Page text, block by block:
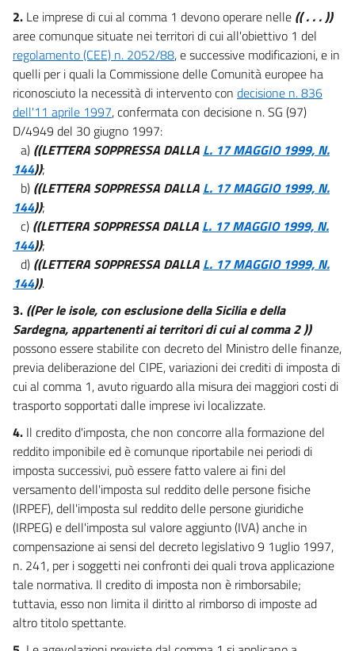
21
22
23
24
25
26
29
DISPOSIZIONI IN MATERIA DI SPESA
CAPO I
SANITÀ
32
33
34
35
36
37
38
TITOLO II
DISPOSIZIONI IN MATERIA DI SPESA
CAPO II
DISPOSIZIONI IN
MATERIA DI
PERSONALE E DI ATTIVITÀ DELLE
AMMINISTRAZIONI PUBBLICHE
39
2. Le imprese di cui al comma 1 devono operare nelle (( . . . ))
aree comunque situate nei territori di cui all'obiettivo 1 del
regolamento (CEE) n. 2052/88, e successive modificazioni, e in
quelli per i quali la Commissione delle Comunità europee ha
riconosciuto la necessità di intervento con decisione n. 836
dell'11 aprile 1997, confermata con decisione n. SG (97)
D/4949 del 30 giugno 1997:
a) ((LETTERA SOPPRESSA DALLA L. 17 MAGGIO 1999, N.
144));
b) ((LETTERA SOPPRESSA DALLA L. 17 MAGGIO 1999, N.
144));
c) ((LETTERA SOPPRESSA DALLA L. 17 MAGGIO 1999, N.
144));
d) ((LETTERA SOPPRESSA DALLA L. 17 MAGGIO 1999, N.
144)).
3. ((Per le isole, con esclusione della Sicilia e della
Sardegna, appartenenti ai territori di cui al comma 2 ))
possono essere stabilite con decreto del Ministro delle finanze,
previa deliberazione del CIPE, variazioni dei crediti di imposta di
cui al comma 1, avuto riguardo alla misura dei maggiori costi di
trasporto sopportati dalle imprese ivi localizzate.
4. Il credito d'imposta, che non concorre alla formazione del
reddito imponibile ed è comunque riportabile nei periodi di
imposta successivi, può essere fatto valere ai fini del
versamento dell'imposta sul reddito delle persone fisiche
(IRPEF), dell'imposta sul reddito delle persone giuridiche
(IRPEG) e dell'imposta sul valore aggiunto (IVA) anche in
compensazione ai sensi del decreto legislativo 9 1uglio 1997,
n. 241, per i soggetti nei confronti dei quali trova applicazione
tale normativa. Il credito di imposta non è rimborsabile;
tuttavia, esso non limita il diritto al rimborso di imposte ad
altro titolo spettante.